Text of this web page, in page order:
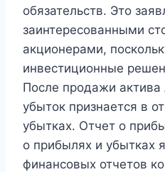
обязательств. Это
заинтересованными
акционерами,
инвестиционные
После продажи
убыток признается в
убытках. Отчет о
о прибылях и убытках
финансовых отчетов